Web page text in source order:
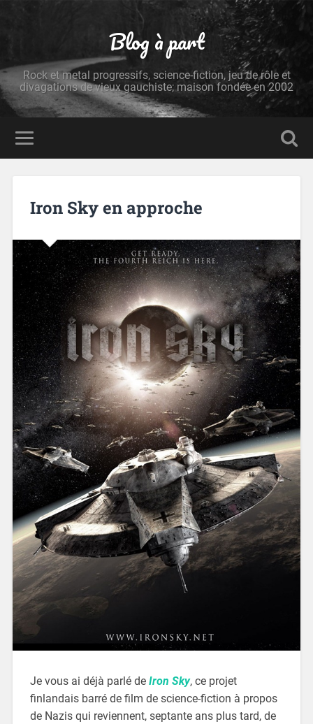
Blog à part
Rock et metal progressifs, science-fiction, jeu de rôle et
divagations de vieux gauchiste; maison fondée en 2002
Iron Sky en approche
Je vous ai déjà parlé de Iron Sky, ce projet
finlandais barré de film de science-fiction à propos
de Nazis qui reviennent, septante ans plus tard, de